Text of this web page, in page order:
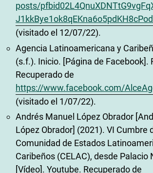
posts/
(visitado el 12/07/22).
Agencia Latinoamericana y
(s.f.). Inicio. [Página de Facebook].
Recuperado de
https://www.facebook.com/
(visitado el 1/07/22).
Andrés Manuel López Obrador
López Obrador] (2021). VI Cumbre
Comunidad de Estados
Caribeños (CELAC), desde Palacio
[Vídeo]. Youtube. Recuperado de